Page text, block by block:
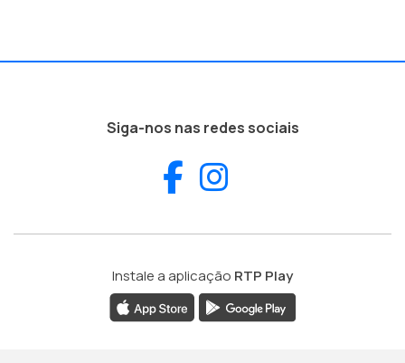
Siga-nos nas redes sociais
Facebook
Instale a aplicação RTP Play